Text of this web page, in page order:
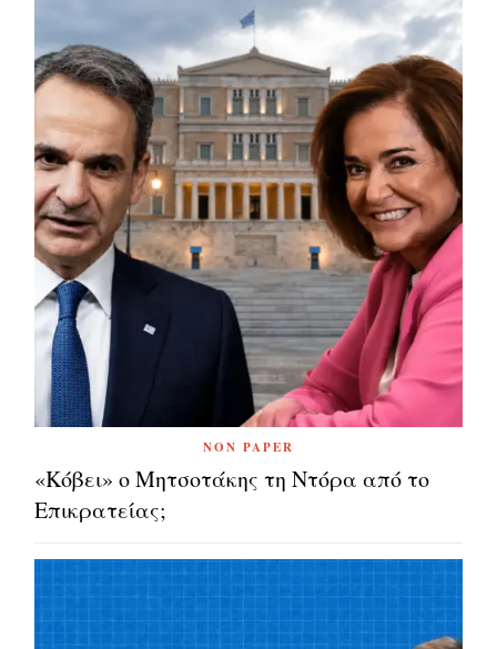
NON PAPER
«Κόβει» ο Μητσοτάκης τη Ντόρα από το
Επικρατείας;